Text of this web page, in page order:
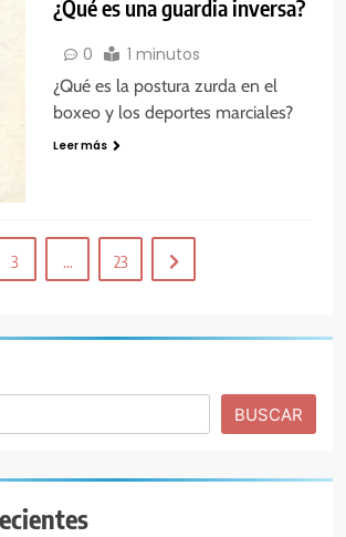
¿Qué es una guardia inversa?
0 1 minutos
¿Qué es la postura zurda en el
boxeo y los deportes marciales?
Leer más
3 … 23
BUSCAR